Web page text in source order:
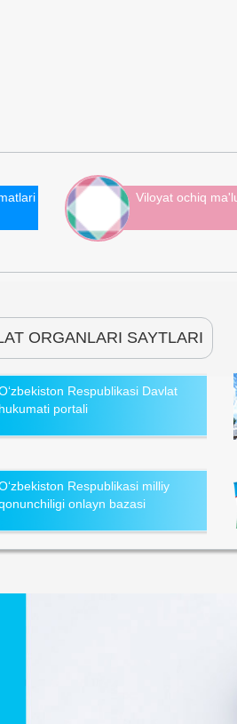
Viloyat ochiq
ORGANLARI SAYTLARI
Respublikasi Davlat
hukumati portali
Respublikasi milliy
onlayn bazasi